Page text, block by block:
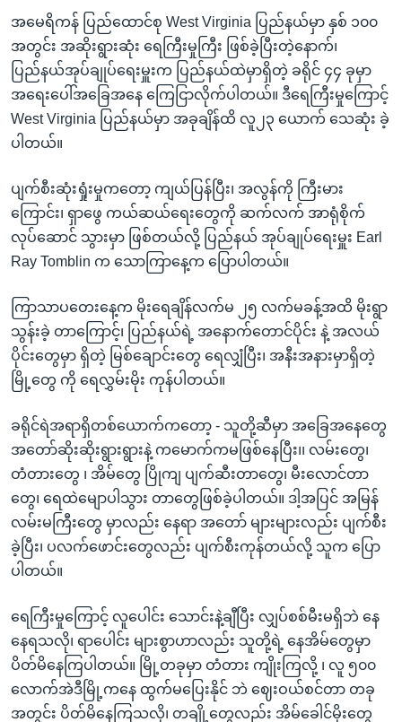
နေရာ
သို့
ကျော်
ရန်
အမေရိကန် ပြည်ထောင်စု West Virginia ပြည်နယ်မှာ နှစ် ၁၀၀
အတွင်း အဆိုးရွားဆုံး ရေကြီးမှုကြီး ဖြစ်ခဲ့ပြီးတဲ့နောက်၊
ပြည်နယ်အုပ်ချုပ်ရေးမှူးက ပြည်နယ်ထဲမှာရှိတဲ့ ခရိုင် ၄၄ ခုမှာ
အရေးပေါ်အခြေအနေ ကြေငြာလိုက်ပါတယ်။ ဒီရေကြီးမှုကြောင့်
West Virginia ပြည်နယ်မှာ အခုချိန်ထိ လူ၂၃ ယောက် သေဆုံး ခဲ့
ပါတယ်။
ပျက်စီးဆုံးရှုံးမှုကတော့ ကျယ်ပြန်ပြီး၊ အလွန်ကို ကြီးမား
ကြောင်း၊ ရှာဖွေ ကယ်ဆယ်ရေးတွေကို ဆက်လက် အာရုံစိုက်
လုပ်ဆောင် သွားမှာ ဖြစ်တယ်လို့ ပြည်နယ် အုပ်ချုပ်ရေးမှူး Earl
Ray Tomblin က သောကြာနေ့က ပြောပါတယ်။
ကြာသာပတေးနေ့က မိုးရေချိန်လက်မ ၂၅ လက်မခန့်အထိ မိုးရွာ
သွန်းခဲ့ တာကြောင့်၊ ပြည်နယ်ရဲ့ အနောက်တောင်ပိုင်း နဲ့ အလယ်
ပိုင်းတွေမှာ ရှိတဲ့ မြစ်ချောင်းတွေ ရေလျှံပြီး၊ အနီးအနားမှာရှိတဲ့
မြို့တွေ ကို ရေလွှမ်းမိုး ကုန်ပါတယ်။
ခရိုင်ရဲအရာရှိတစ်ယောက်ကတော့ - သူတို့ဆီမှာ အခြေအနေတွေ
အတော်ဆိုးဆိုးရွားရွားနဲ့ ကမောက်ကမဖြစ်နေပြီး၊၊ လမ်းတွေ၊
တံတားတွေ ၊ အိမ်တွေ ပြိုကျ ပျက်ဆီးတာတွေ၊ မီးလောင်တာ
တွေ၊ ရေထဲမျောပါသွား တာတွေဖြစ်ခဲ့ပါတယ်။ ဒါ့အပြင် အမြန်
လမ်းမကြီးတွေ မှာလည်း နေရာ အတော် များများလည်း ပျက်စီး
ခဲ့ပြီး၊ ပလက်ဖောင်းတွေလည်း ပျက်စီးကုန်တယ်လို့ သူက ပြော
ပါတယ်။
ရေကြီးမှုကြောင့် လူပေါင်း သောင်းနဲ့ချီပြီး လျှပ်စစ်မီးမရှိဘဲ နေ
နေရသလို၊ ရာပေါင်း များစွာဟာလည်း သူတို့ရဲ့ နေအိမ်တွေမှာ
ပိတ်မိနေကြပါတယ်။ မြို့တခုမှာ တံတား ကျိုးကြလို့ ၊ လူ ၅၀၀
လောက်အဲဒီမြို့ကနေ ထွက်မပြေးနိုင် ဘဲ ဈေးဝယ်စင်တာ တခု
အတွင်း ပိတ်မိနေကြသလို၊ တချို့တွေလည်း အိမ်ခေါင်မိုးတွေ